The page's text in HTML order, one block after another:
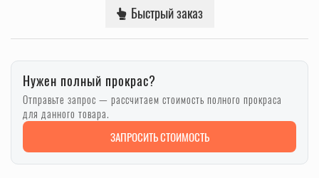
Быстрый заказ
Нужен полный прокрас?
Отправьте запрос — рассчитаем стоимость полного прокраса
для данного товара.
ЗАПРОСИТЬ СТОИМОСТЬ